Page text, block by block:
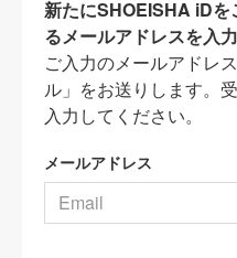
新たにSHOEISHA iD
るメールアドレスを入
ご入力のメールアドレ
ル」をお送りします。
入力してください。
メールアドレス